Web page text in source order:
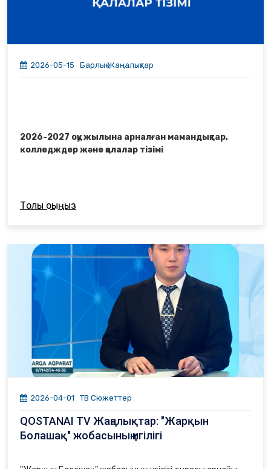
медициналық бағытты 11 түлек (4,30%),
педагогикалық бағытты 8 түлек (3,13%) бітір­ді.
2026-05-15 Барлық Жаңалықтар
2026-2027 оқу жылына арналған мамандықтар,
колледждер және қалалар тізімі
Толық оқыңыз
2026-04-01 ТВ Сюжеттер
QOSTANAI TV Жаңалықтар: "Жарқын
Болашақ" жобасының игілігі